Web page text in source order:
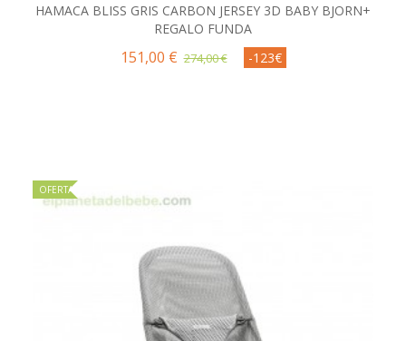
HAMACA BLISS GRIS CARBON JERSEY 3D BABY BJORN+
REGALO FUNDA
151,00 € 274,00 € -123€
OFERTA